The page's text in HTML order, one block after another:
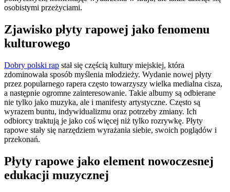
osobistymi przeżyciami.
Zjawisko płyty rapowej jako fenomenu
kulturowego
Dobry polski rap stał się częścią kultury miejskiej, która
zdominowała sposób myślenia młodzieży. Wydanie nowej płyty
przez popularnego rapera często towarzyszy wielka medialna cisza,
a następnie ogromne zainteresowanie. Takie albumy są odbierane
nie tylko jako muzyka, ale i manifesty artystyczne. Często są
wyrazem buntu, indywidualizmu oraz potrzeby zmiany. Ich
odbiorcy traktują je jako coś więcej niż tylko rozrywkę. Płyty
rapowe stały się narzędziem wyrażania siebie, swoich poglądów i
przekonań.
Płyty rapowe jako element nowoczesnej
edukacji muzycznej